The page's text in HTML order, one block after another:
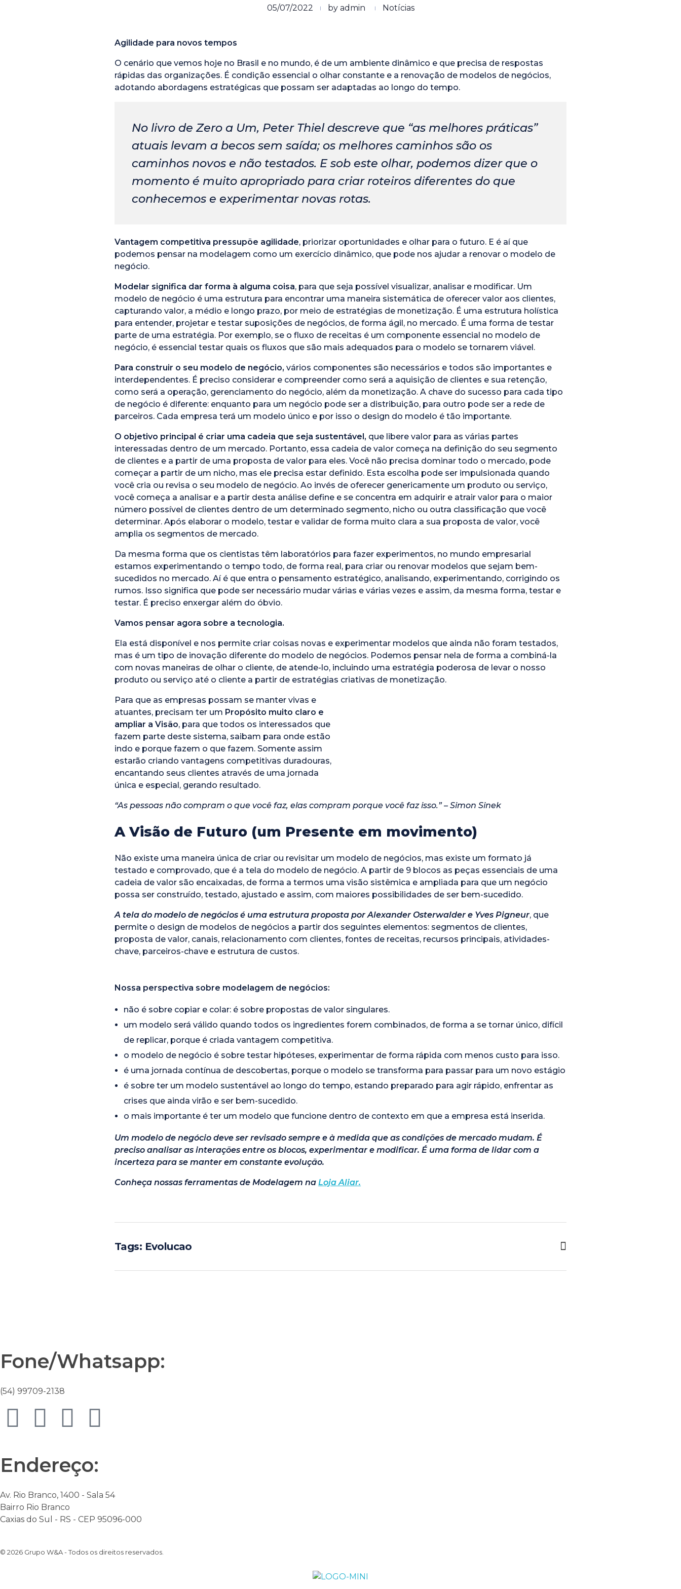
05/07/2022 by admin Notícias
Agilidade para novos tempos
O cenário que vemos hoje no Brasil e no mundo, é de um ambiente dinâmico e que precisa de respostas
rápidas das organizações. É condição essencial o olhar constante e a renovação de modelos de negócios,
adotando abordagens estratégicas que possam ser adaptadas ao longo do tempo.
No livro de Zero a Um, Peter Thiel descreve que “as melhores práticas”
atuais levam a becos sem saída; os melhores caminhos são os
caminhos novos e não testados. E sob este olhar, podemos dizer que o
momento é muito apropriado para criar roteiros diferentes do que
conhecemos e experimentar novas rotas.
Vantagem competitiva pressupõe agilidade, priorizar oportunidades e olhar para o futuro. E é aí que
podemos pensar na modelagem como um exercício dinâmico, que pode nos ajudar a renovar o modelo de
negócio.
Modelar significa dar forma à alguma coisa, para que seja possível visualizar, analisar e modificar. Um
modelo de negócio é uma estrutura para encontrar uma maneira sistemática de oferecer valor aos clientes,
capturando valor, a médio e longo prazo, por meio de estratégias de monetização. É uma estrutura holística
para entender, projetar e testar suposições de negócios, de forma ágil, no mercado. É uma forma de testar
parte de uma estratégia. Por exemplo, se o fluxo de receitas é um componente essencial no modelo de
negócio, é essencial testar quais os fluxos que são mais adequados para o modelo se tornarem viável.
Para construir o seu modelo de negócio, vários componentes são necessários e todos são importantes e
interdependentes. É preciso considerar e compreender como será a aquisição de clientes e sua retenção,
como será a operação, gerenciamento do negócio, além da monetização. A chave do sucesso para cada tipo
de negócio é diferente: enquanto para um negócio pode ser a distribuição, para outro pode ser a rede de
parceiros. Cada empresa terá um modelo único e por isso o design do modelo é tão importante.
O objetivo principal é criar uma cadeia que seja sustentável, que libere valor para as várias partes
interessadas dentro de um mercado. Portanto, essa cadeia de valor começa na definição do seu segmento
de clientes e a partir de uma proposta de valor para eles. Você não precisa dominar todo o mercado, pode
começar a partir de um nicho, mas ele precisa estar definido. Esta escolha pode ser impulsionada quando
você cria ou revisa o seu modelo de negócio. Ao invés de oferecer genericamente um produto ou serviço,
você começa a analisar e a partir desta análise define e se concentra em adquirir e atrair valor para o maior
número possível de clientes dentro de um determinado segmento, nicho ou outra classificação que você
determinar. Após elaborar o modelo, testar e validar de forma muito clara a sua proposta de valor, você
amplia os segmentos de mercado.
Da mesma forma que os cientistas têm laboratórios para fazer experimentos, no mundo empresarial
estamos experimentando o tempo todo, de forma real, para criar ou renovar modelos que sejam bem-
sucedidos no mercado. Aí é que entra o pensamento estratégico, analisando, experimentando, corrigindo os
rumos. Isso significa que pode ser necessário mudar várias e várias vezes e assim, da mesma forma, testar e
testar. É preciso enxergar além do óbvio.
Vamos pensar agora sobre a tecnologia.
Ela está disponível e nos permite criar coisas novas e experimentar modelos que ainda não foram testados,
mas é um tipo de inovação diferente do modelo de negócios. Podemos pensar nela de forma a combiná-la
com novas maneiras de olhar o cliente, de atende-lo, incluindo uma estratégia poderosa de levar o nosso
produto ou serviço até o cliente a partir de estratégias criativas de monetização.
Para que as empresas possam se manter vivas e
atuantes, precisam ter um Propósito muito claro e
ampliar a Visão, para que todos os interessados que
fazem parte deste sistema, saibam para onde estão
indo e porque fazem o que fazem. Somente assim
estarão criando vantagens competitivas duradouras,
encantando seus clientes através de uma jornada
única e especial, gerando resultado.
“As pessoas não compram o que você faz, elas compram porque você faz isso.” – Simon Sinek
A Visão de Futuro (um Presente em movimento)
Não existe uma maneira única de criar ou revisitar um modelo de negócios, mas existe um formato já
testado e comprovado, que é a tela do modelo de negócio. A partir de 9 blocos as peças essenciais de uma
cadeia de valor são encaixadas, de forma a termos uma visão sistêmica e ampliada para que um negócio
possa ser construído, testado, ajustado e assim, com maiores possibilidades de ser bem-sucedido.
A tela do modelo de negócios é uma estrutura proposta por Alexander Osterwalder e Yves Pigneur, que
permite o design de modelos de negócios a partir dos seguintes elementos: segmentos de clientes,
proposta de valor, canais, relacionamento com clientes, fontes de receitas, recursos principais, atividades-
chave, parceiros-chave e estrutura de custos.
Nossa perspectiva sobre modelagem de negócios:
não é sobre copiar e colar: é sobre propostas de valor singulares.
um modelo será válido quando todos os ingredientes forem combinados, de forma a se tornar único, difícil
de replicar, porque é criada vantagem competitiva.
o modelo de negócio é sobre testar hipóteses, experimentar de forma rápida com menos custo para isso.
é uma jornada contínua de descobertas, porque o modelo se transforma para passar para um novo estágio
é sobre ter um modelo sustentável ao longo do tempo, estando preparado para agir rápido, enfrentar as
crises que ainda virão e ser bem-sucedido.
o mais importante é ter um modelo que funcione dentro de contexto em que a empresa está inserida.
Um modelo de negócio deve ser revisado sempre e à medida que as condições de mercado mudam. É
preciso analisar as interações entre os blocos, experimentar e modificar. É uma forma de lidar com a
incerteza para se manter em constante evolução.
Conheça nossas ferramentas de Modelagem na Loja Aliar.
Tags: Evolucao
Fone/Whatsapp:
(54) 99709-2138
Endereço:
Av. Rio Branco, 1400 - Sala 54
Bairro Rio Branco
Caxias do Sul - RS - CEP 95096-000
© 2026 Grupo W&A - Todos os direitos reservados.